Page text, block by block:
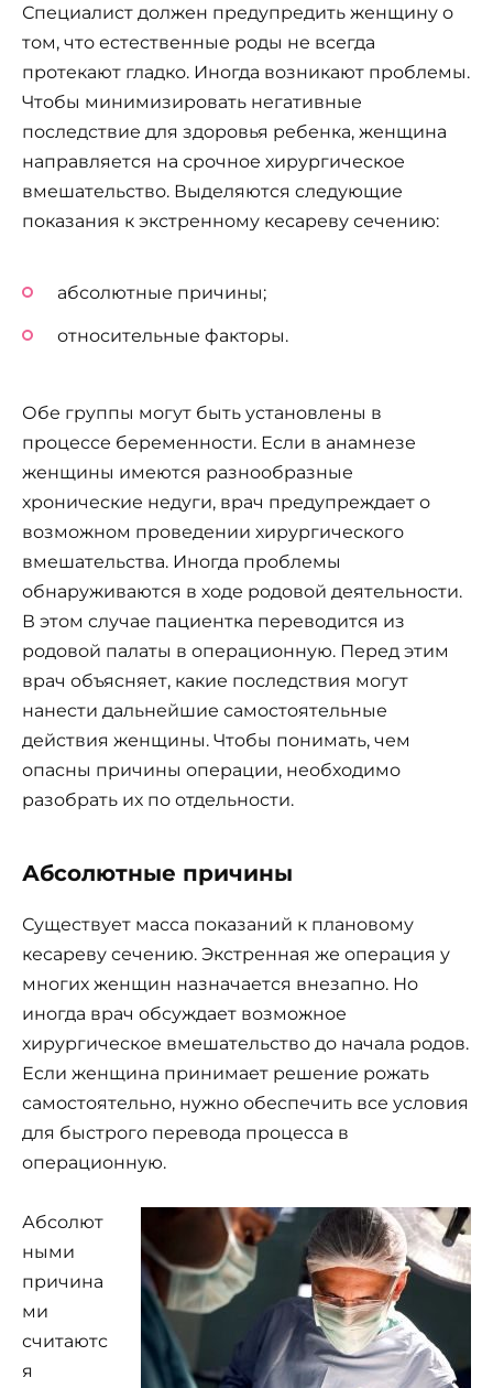
Специалист должен предупредить женщину о
том, что естественные роды не всегда
протекают гладко. Иногда возникают проблемы.
Чтобы минимизировать негативные
последствие для здоровья ребенка, женщина
направляется на срочное хирургическое
вмешательство. Выделяются следующие
показания к экстренному кесареву сечению:
абсолютные причины;
относительные факторы.
Обе группы могут быть установлены в
процессе беременности. Если в анамнезе
женщины имеются разнообразные
хронические недуги, врач предупреждает о
возможном проведении хирургического
вмешательства. Иногда проблемы
обнаруживаются в ходе родовой деятельности.
В этом случае пациентка переводится из
родовой палаты в операционную. Перед этим
врач объясняет, какие последствия могут
нанести дальнейшие самостоятельные
действия женщины. Чтобы понимать, чем
опасны причины операции, необходимо
разобрать их по отдельности.
Абсолютные причины
Существует масса показаний к плановому
кесареву сечению. Экстренная же операция у
многих женщин назначается внезапно. Но
иногда врач обсуждает возможное
хирургическое вмешательство до начала родов.
Если женщина принимает решение рожать
самостоятельно, нужно обеспечить все условия
для быстрого перевода процесса в
операционную.
Абсолют
ными
причина
ми
считаютс
я